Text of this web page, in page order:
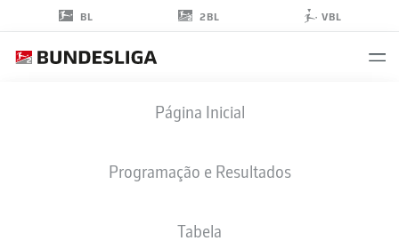
BL 2BL VBL
Página Inicial
Programação e Resultados
Tabela